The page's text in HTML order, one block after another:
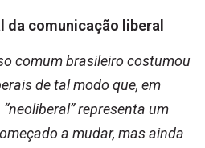
da comunicação liberal
comum brasileiro costumou
de tal modo que, em
representa um
a mudar, mas ainda